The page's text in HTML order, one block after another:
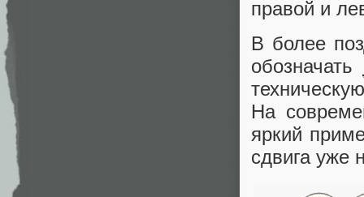
правой и
В более
обозначать
На
яркий
сдвига уже